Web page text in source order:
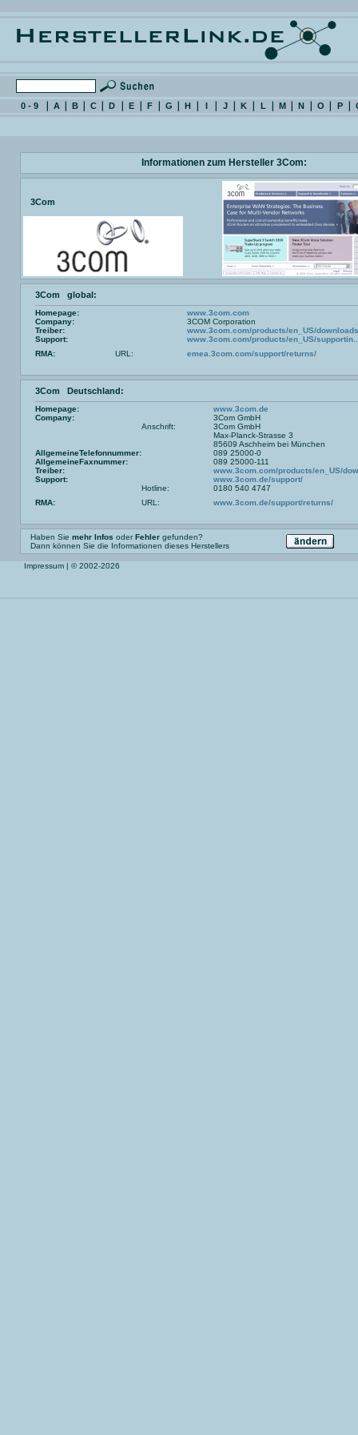
0 - 9 A B C D E F G H I J K L M N O P
Informationen zum Hersteller 3Com:
3Com
3Com global:
Homepage:
www.3com.com
Company:
3COM Corporation
Treiber:
www.3com.com/products/en_US/
Support:
www.3com.com/products/en_US/
RMA:
URL: emea.3com.com/support/returns/
3Com Deutschland:
Homepage:
www.3com.de
Company:
3Com GmbH
Anschrift:
3Com GmbH
Max-Planck-Strasse 3
85609 Aschheim bei München
AllgemeineTelefonnummer:
089 25000-0
AllgemeineFaxnummer:
089 25000-111
Treiber:
www.3com.com/products/en_US/
Support:
www.3com.de/support/
Hotline:
0180 540 4747
RMA:
URL: www.3com.de/support/returns/
Haben Sie mehr Infos oderFehler gefunden?
Dann können Sie die Informationen dieses Herstellers
Impressum | © 2002-2026